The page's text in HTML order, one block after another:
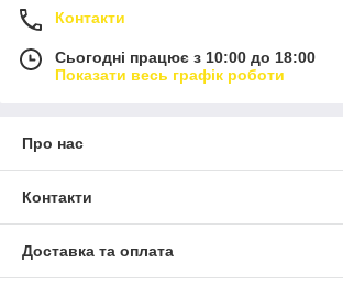
Контакти
Сьогодні працює з 10:00 до 18:00
Показати весь графік роботи
Про нас
Контакти
Доставка та оплата